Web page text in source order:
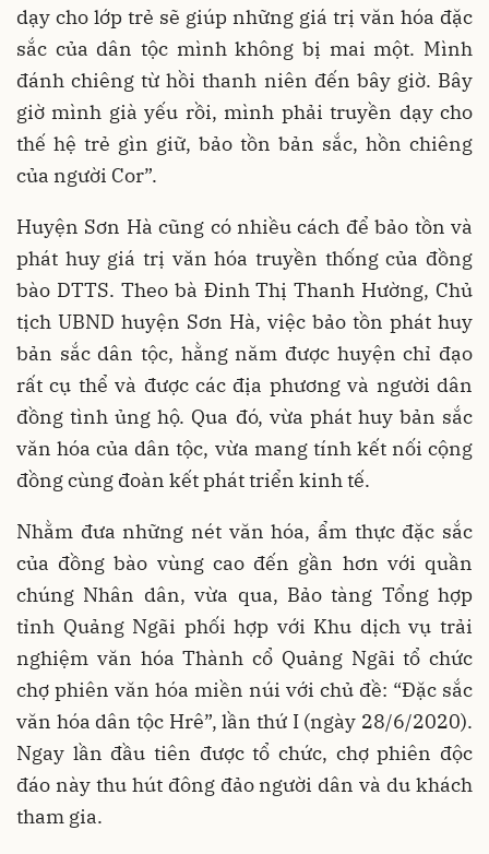
dạy cho lớp trẻ sẽ giúp những giá trị văn hóa đặc
sắc của dân tộc mình không bị mai một. Mình
đánh chiêng từ hồi thanh niên đến bây giờ. Bây
giờ mình già yếu rồi, mình phải truyền dạy cho
thế hệ trẻ gìn giữ, bảo tồn bản sắc, hồn chiêng
của người Cor”.
Huyện Sơn Hà cũng có nhiều cách để bảo tồn và
phát huy giá trị văn hóa truyền thống của đồng
bào DTTS. Theo bà Đinh Thị Thanh Hường, Chủ
tịch UBND huyện Sơn Hà, việc bảo tồn phát huy
bản sắc dân tộc, hằng năm được huyện chỉ đạo
rất cụ thể và được các địa phương và người dân
đồng tình ủng hộ. Qua đó, vừa phát huy bản sắc
văn hóa của dân tộc, vừa mang tính kết nối cộng
đồng cùng đoàn kết phát triển kinh tế.
Nhằm đưa những nét văn hóa, ẩm thực đặc sắc
của đồng bào vùng cao đến gần hơn với quần
chúng Nhân dân, vừa qua, Bảo tàng Tổng hợp
tỉnh Quảng Ngãi phối hợp với Khu dịch vụ trải
nghiệm văn hóa Thành cổ Quảng Ngãi tổ chức
chợ phiên văn hóa miền núi với chủ đề: “Đặc sắc
văn hóa dân tộc Hrê”, lần thứ I (ngày 28/6/2020).
Ngay lần đầu tiên được tổ chức, chợ phiên độc
đáo này thu hút đông đảo người dân và du khách
tham gia.